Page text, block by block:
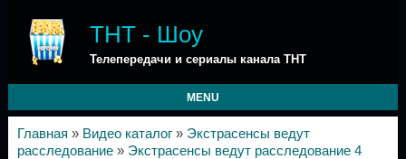
ТНТ - Шоу
Телепередачи и сериалы канала ТНТ
MENU
Главная » Видео каталог» Экстрасенсы ведут
расследование» Экстрасенсы ведут расследование 4